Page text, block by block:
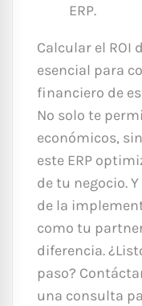
ERP.
Calcular el ROI
esencial para
financiero de
No solo te
económicos,
este ERP
de tu negocio.
de la
como tu
diferencia.
paso?
una consulta